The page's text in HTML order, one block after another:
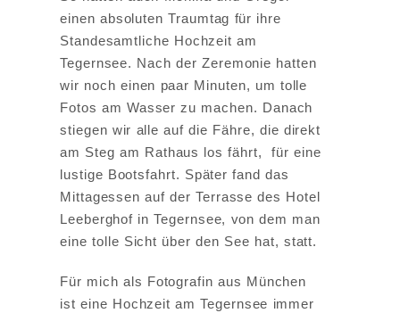
einen absoluten Traumtag für ihre
Standesamtliche Hochzeit am
Tegernsee. Nach der Zeremonie hatten
wir noch einen paar Minuten, um tolle
Fotos am Wasser zu machen. Danach
stiegen wir alle auf die Fähre, die direkt
am Steg am Rathaus los fährt, für eine
lustige Bootsfahrt. Später fand das
Mittagessen auf der Terrasse des Hotel
Leeberghof in Tegernsee, von dem man
eine tolle Sicht über den See hat, statt.
Für mich als Fotografin aus München
ist eine Hochzeit am Tegernsee immer